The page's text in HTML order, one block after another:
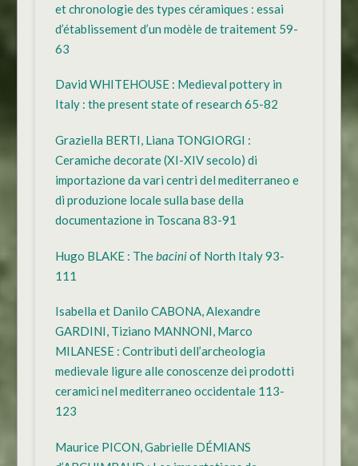
et chronologie des types céramiques : essai
d’établissement d’un modèle de traitement 59-
63
David WHITEHOUSE : Medieval pottery in
Italy : the present state of research 65-82
Graziella BERTI, Liana TONGIORGI :
Ceramiche decorate (XI-XIV secolo) di
importazione da vari centri del mediterraneo e
di produzione locale sulla base della
documentazione in Toscana 83-91
Hugo BLAKE : Thebaciniof North Italy 93-
111
Isabella et Danilo CABONA, Alexandre
GARDINI, Tiziano MANNONI, Marco
MILANESE : Contributi dell’archeologia
medievale ligure alle conoscenze dei prodotti
ceramici nel mediterraneo occidentale 113-
123
Maurice PICON, Gabrielle DÉMIANS